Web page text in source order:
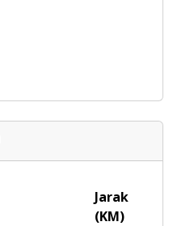
Jarak
(KM)